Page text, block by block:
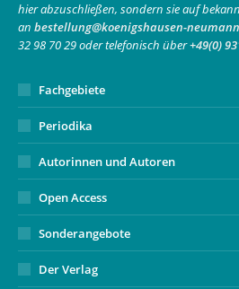
new
window
new
window
in
new
window
hier abzuschließen, sondern sie auf
an bestellung@koenigshausen-
32 98 70 29 oder telefonisch über+49(0)
Fachgebiete
Periodika
Autorinnen und Autoren
Open Access
Sonderangebote
Der Verlag